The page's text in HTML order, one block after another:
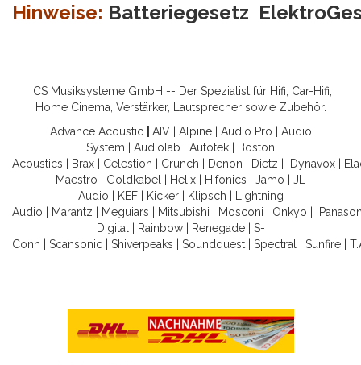
Hinweise: Batteriegesetz
CS Musiksysteme GmbH -- Der Spezialist für Hifi, Car-Hifi,
Home Cinema, Verstärker, Lautsprecher sowie Zubehör.
Advance Acoustic
AIV| Alpine| Audio Pro
Audio
System
Audiolab Autotek
Boston
Acoustics
Brax Celestion Crunch Denon Dietz Dynavox
Maestro
Goldkabel Helix Hifonics Jamo
JL
Audio
KEF| Kicker| Klipsch
Lightning
Audio
Marantz Meguiars Mitsubishi Mosconi Onkyo
Digital
Rainbow| Renegade| S-
Conn
Scansonic Shiverpeaks Soundquest Spectral Sunfire